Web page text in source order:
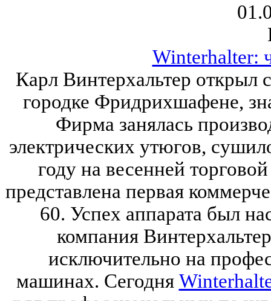
Winterhalter:
Карл Винтерхальтер открыл
городке Фридрихшафене,
Фирма занялась
электрических утюгов,
году на весенней
представлена первая
60. Успех аппарата был
компания
исключительно на
машинах. Сегодня